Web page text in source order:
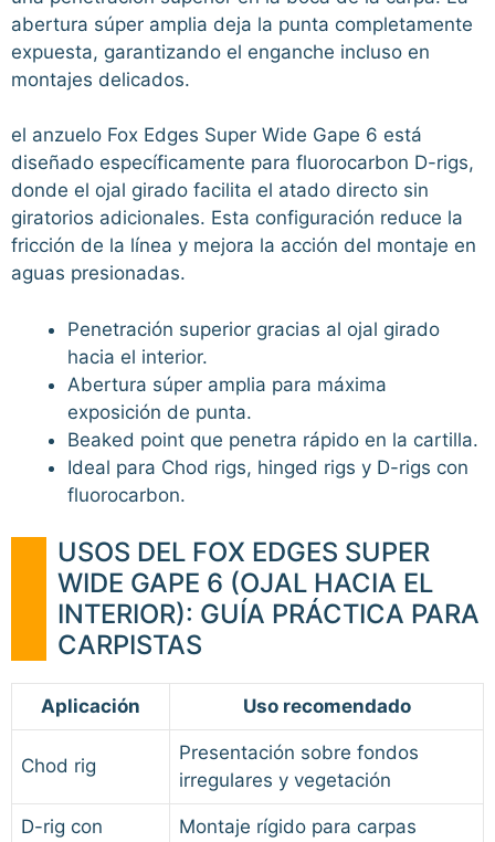
abertura súper amplia deja la punta completamente
expuesta, garantizando el enganche incluso en
montajes delicados.
el anzuelo Fox Edges Super Wide Gape 6 está
diseñado específicamente para fluorocarbon D-rigs,
donde el ojal girado facilita el atado directo sin
giratorios adicionales. Esta configuración reduce la
fricción de la línea y mejora la acción del montaje en
aguas presionadas.
Penetración superior gracias al ojal girado
hacia el interior.
Abertura súper amplia para máxima
exposición de punta.
Beaked point que penetra rápido en la cartilla.
Ideal para Chod rigs, hinged rigs y D-rigs con
fluorocarbon.
USOS DEL FOX EDGES SUPER
WIDE GAPE 6 (OJAL HACIA EL
INTERIOR): GUÍA PRÁCTICA PARA
CARPISTAS
Aplicación Uso recomendado
Chod rig
Presentación sobre fondos
irregulares y vegetación
D-rig con
Montaje rígido para carpas